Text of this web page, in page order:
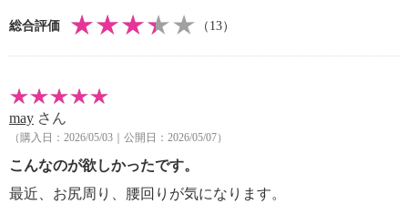
・ドライクリーニング：不可
【メンテナンス（ケアラベル）】
・摩擦による色落ち、色移り注意
【原産国（地）】
・中国製
総合評価 （13）
may さん
（購入日：2026/05/03｜公開日：2026/05/07）
こんなのが欲しかったです。
最近、お尻周り、腰回りが気になります。